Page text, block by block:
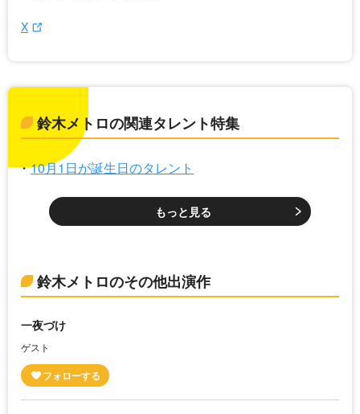
X
鈴木メトロの関連タレント特集
10月1日が誕生日のタレント
もっと見る
鈴木メトロのその他出演作
一夜づけ
ゲスト